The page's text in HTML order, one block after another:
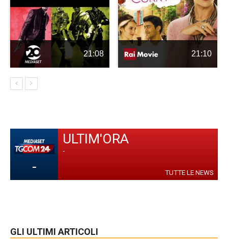
21:08 21:10
-
ULTIM'ORA
-
TUTTE LE NEWS
GLI ULTIMI ARTICOLI